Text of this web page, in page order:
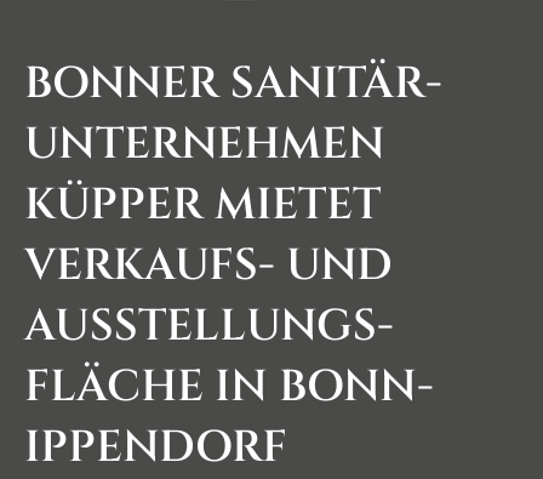
BONNER SANITÄR­
UNTERNEHMEN
KÜPPER MIETET
VERKAUFS- UND
AUSSTELLUNGS­
FLÄCHE IN BONN-
IPPENDORF